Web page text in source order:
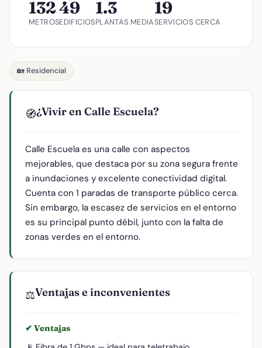
132
METROS
49
EDIFICIOS
1.3
PLANTAS MEDIA
19
SERVICIOS CERCA
🏡 Residencial
🧭¿Vivir en Calle Escuela?
Calle Escuela es una calle con aspectos
mejorables, que destaca por su zona segura frente
a inundaciones y excelente conectividad digital.
Cuenta con 1 paradas de transporte público cerca.
Sin embargo, la escasez de servicios en el entorno
es su principal punto débil, junto con la falta de
zonas verdes en el entorno.
⚖️Ventajas e inconvenientes
✔ Ventajas